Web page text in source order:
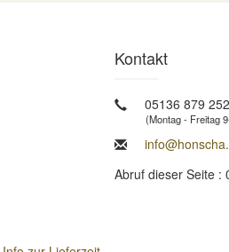
Kontakt
05136 879 252
(Montag - Freitag
Abruf dieser Seite :